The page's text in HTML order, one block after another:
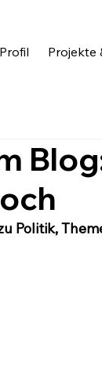
Projekte
Politik,